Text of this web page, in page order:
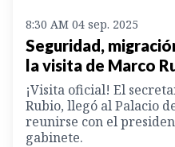
8:30 AM 04 sep. 2025
Seguridad,
la visita de Marco
¡Visita oficial! El
Rubio, llegó al Palacio
reunirse con el
gabinete.